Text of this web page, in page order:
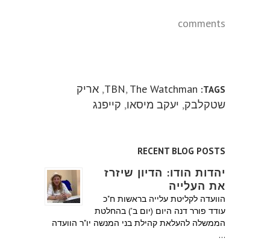
comments
TAGS:
TBN,The Watchman
, אריק
שטקלבק, יעקב מיסאו, קייפנג
RECENT BLOG POSTS
יהדות הודו: הדיון שיזרז
את העלייה
הוועדה לקליטת עלייה בראשות ח"כ
עודד פורר דנה היום (יום ב') בהחלטת
הממשלה להעלאת קהילת בני המנשה יו"ר הוועדה
…